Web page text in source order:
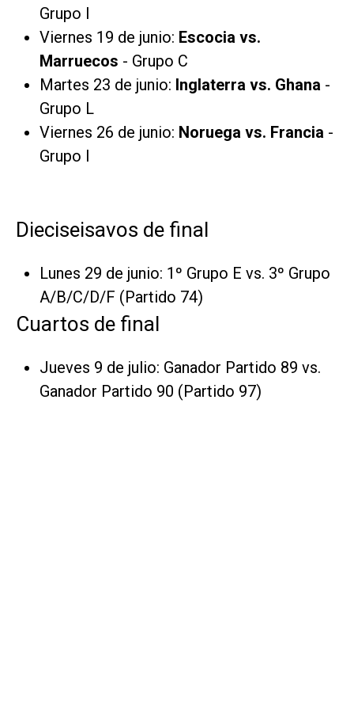
Grupo I
Viernes 19 de junio: Escocia vs.
Marruecos - Grupo C
Martes 23 de junio: Inglaterra vs. Ghana -
Grupo L
Viernes 26 de junio: Noruega vs. Francia -
Grupo I
Dieciseisavos de final
Lunes 29 de junio: 1º Grupo E vs. 3º Grupo
A/B/C/D/F (Partido 74)
Cuartos de final
Jueves 9 de julio: Ganador Partido 89 vs.
Ganador Partido 90 (Partido 97)